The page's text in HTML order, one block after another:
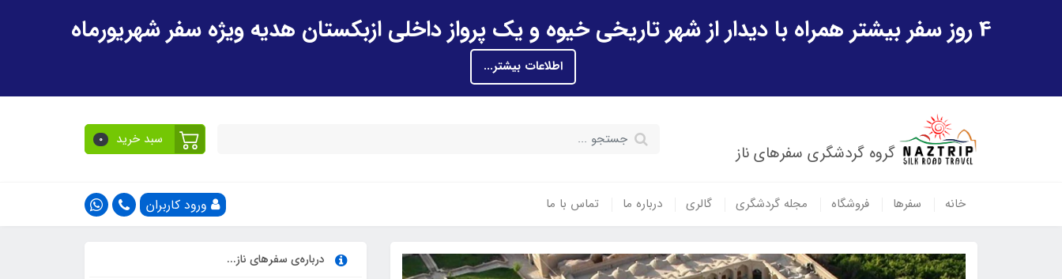
4 روز سفر بیشتر همراه با دیدار از شهر تاریخی خیوه و یک پرواز داخلی ازبکستان هدیه ویژه سفر شهریورماه
اطلاعات بیشتر...
گروه گردشگری سفرهای ناز
سبد خرید 0
خانه سفرها فروشگاه مجله گردشگری گالری درباره ما تماس با ما ورود کاربران
درباره‌ی سفرهای ناز...